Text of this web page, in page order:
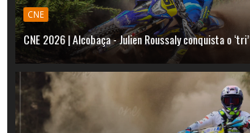
CNE
CNE 2026 | Alcobaça - Julien Roussaly conquista o ‘tri’